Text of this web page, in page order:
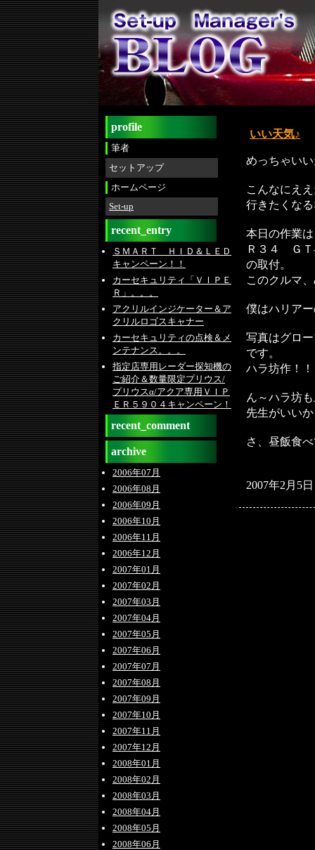
いい天気♪
めっちゃい
こんなにえ
行きたくな
本日の作業は
Ｒ３４ ＧＴ
の取付。
このクルマ
僕はハリア
写真はグロ
です。
ハラ坊作！！
ん～ハラ坊
先生がいい
さ、昼飯食
2007年2月5
profile
筆者
セットアップ
ホームページ
Set-up
recent_entry
ＳＭＡＲＴ ＨＩＤ＆ＬＥＤ
キャンペーン！！
カーセキュリティ「ＶＩＰＥ
Ｒ」。。。
アクリルインジケーター＆ア
クリルロゴスキャナー
カーセキュリティの点検＆メ
ンテナンス。。。
指定店専用レーダー探知機の
ご紹介＆数量限定プリウス/
プリウスα/アクア専用ＶＩＰ
ＥＲ５９０４キャンペーン！
recent_comment
archive
2006年07月
2006年08月
2006年09月
2006年10月
2006年11月
2006年12月
2007年01月
2007年02月
2007年03月
2007年04月
2007年05月
2007年06月
2007年07月
2007年08月
2007年09月
2007年10月
2007年11月
2007年12月
2008年01月
2008年02月
2008年03月
2008年04月
2008年05月
2008年06月